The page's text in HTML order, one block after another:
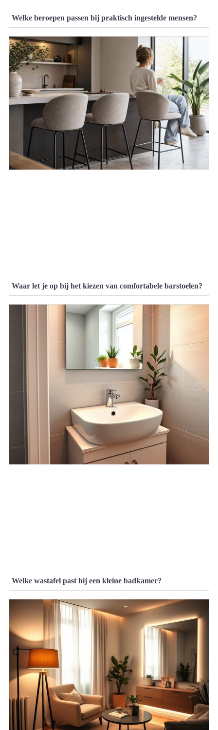
Welke beroepen passen bij praktisch ingestelde mensen?
Waar let je op bij het kiezen van comfortabele barstoelen?
Welke wastafel past bij een kleine badkamer?